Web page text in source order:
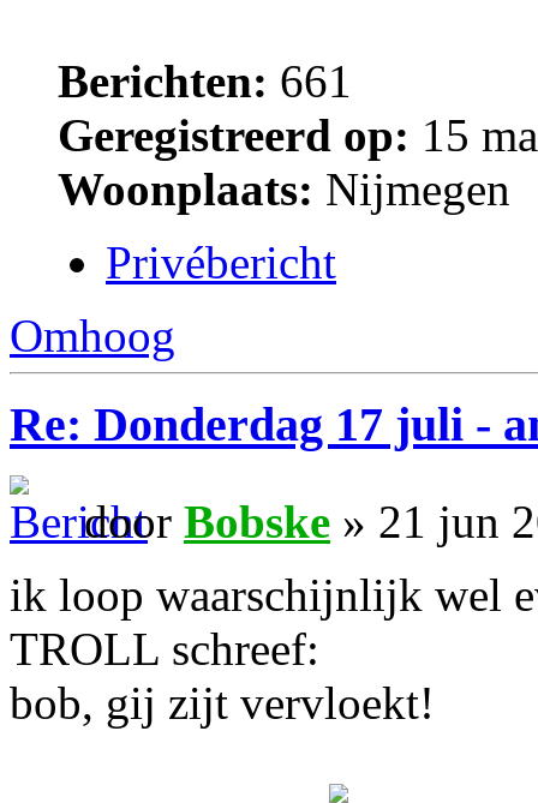
Berichten: 661
Geregistreerd op: 15
Woonplaats: Nijmegen
Privébericht
Omhoog
Re: Donderdag 17 juli -
door Bobske » 21 jun
ik loop waarschijnlijk wel
TROLL schreef:
bob, gij zijt vervloekt!